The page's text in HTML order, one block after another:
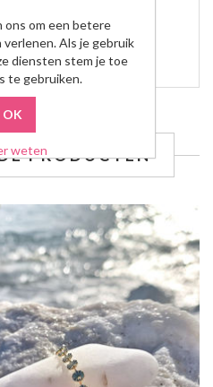
berichtje achter bij het
PRODUCTEN
ons om een betere
Als je gebruik
diensten stem je toe
te gebruiken.
weten